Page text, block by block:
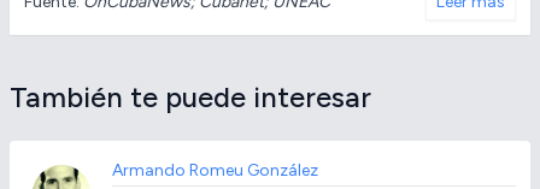
También te puede interesar
Armando Romeu González